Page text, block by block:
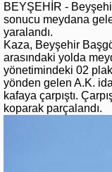
BEYŞEHİR -
sonucu meydana
yaralandı.
Kaza, Beyşehir
arasındaki yolda
yönetimindeki 02
yönden gelen A.K.
kafaya çarpıştı.
koparak parçalandı.